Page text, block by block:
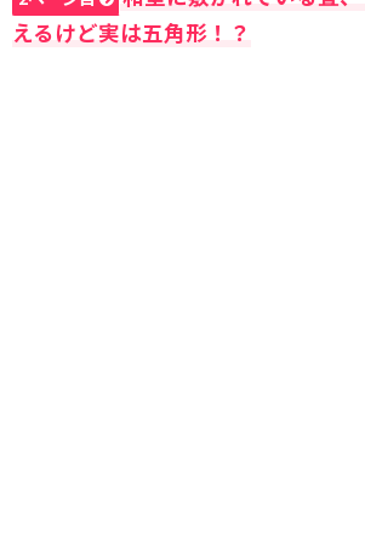
えるけど実は五角形！？